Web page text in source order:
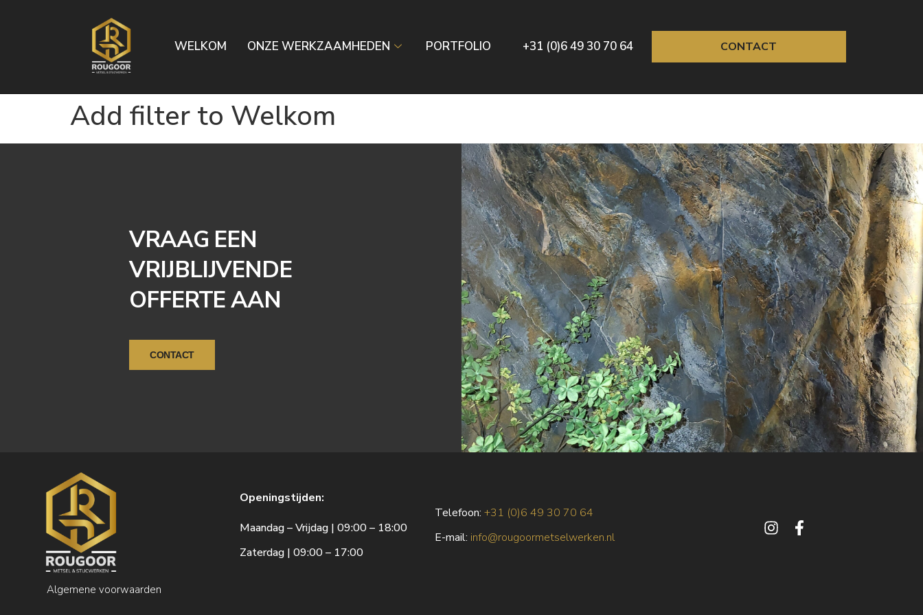
WELKOM ONZE WERKZAAMHEDEN PORTFOLIO +31 (0)6 49 30 70 64 CONTACT
Add filter to Welkom
VRAAG EEN
VRIJBLIJVENDE
OFFERTE AAN
CONTACT
Algemene voorwaarden
Openingstijden:
Maandag – Vrijdag | 09:00 – 18:00
Zaterdag | 09:00 – 17:00
Telefoon:+31 (0)6 49 30 70 64
E-mail: info@rougoormetselwerken.nl